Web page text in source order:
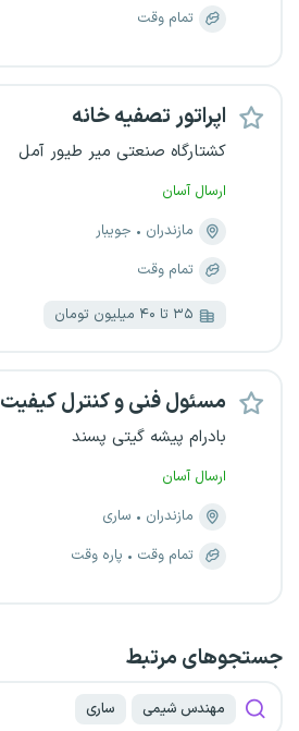
تمام وقت
اپراتور تصفیه خانه
کشتارگاه صنعتی میر طیور آمل
ارسال آسان
مازندران
جویبار
تمام وقت
۳۵ تا ۴۰ میلیون تومان
مسئول فنی و کنترل کیفیت
بادرام پیشه گیتی پسند
ارسال آسان
مازندران
ساری
تمام وقت
پاره وقت
جستجو‌های مرتبط
مهندس شیمی ساری